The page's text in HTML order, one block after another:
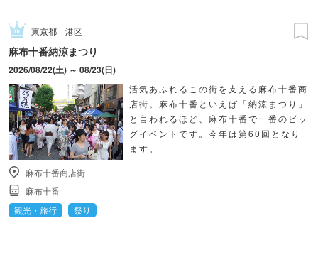
東京都 港区
麻布十番納涼まつり
2026/08/22(土) ～ 08/23(日)
活気あふれるこの街を支える麻布十番商
店街。麻布十番といえば「納涼まつり」
と言われるほど、麻布十番で一番のビッ
グイベントです。今年は第60回となり
ます。
麻布十番商店街
麻布十番
観光・旅行
祭り